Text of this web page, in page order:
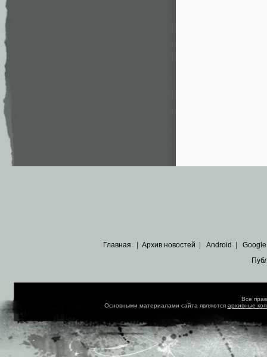
Главная Архив новостей Android Google
Все
Основными материалами сайта являются архивные